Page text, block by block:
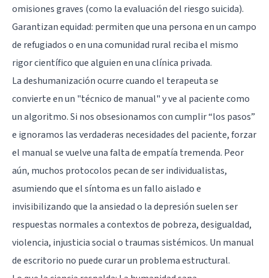
omisiones graves (como la evaluación del riesgo suicida).
Garantizan equidad: permiten que una persona en un campo
de refugiados o en una comunidad rural reciba el mismo
rigor científico que alguien en una clínica privada.
La deshumanización ocurre cuando el terapeuta se
convierte en un "técnico de manual" y ve al paciente como
un algoritmo. Si nos obsesionamos con cumplir “los pasos”
e ignoramos las verdaderas necesidades del paciente, forzar
el manual se vuelve una falta de empatía tremenda. Peor
aún, muchos protocolos pecan de ser individualistas,
asumiendo que el síntoma es un fallo aislado e
invisibilizando que la ansiedad o la depresión suelen ser
respuestas normales a contextos de pobreza, desigualdad,
violencia, injusticia social o traumas sistémicos. Un manual
de escritorio no puede curar un problema estructural.